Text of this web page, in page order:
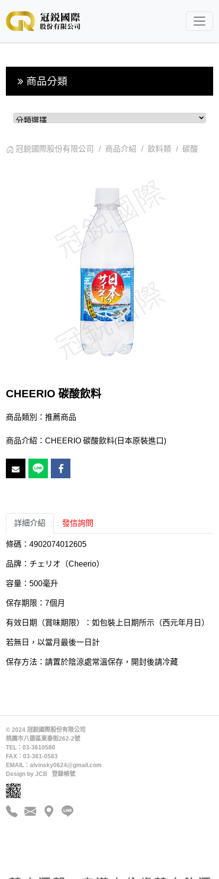
商品分類
冠鋭國際股份有限公司 商品介紹 飲料類 碳酸
CHEERIO 碳酸飲料
商品類別：推薦商品
商品介紹：CHEERIO 碳酸飲料(日本原裝進口)
詳細介紹 發信詢問
條碼：4902074012605
品牌：チェリオ（Cheerio）
容量：500毫升
保存期限：7個月
有效日期（賞味期限）：如包裝上日期所示（西元年月日）
若無日，以當月最後一日計
保存方法：請置於陰涼處常溫保存，開封後請冷藏
© 2024 冠鋭國際股份有限公司
桃園市八德區東泰街262-2號
TEL：03-3610580
FAX：03-361-0583
EMAIL：alvinsky0624@gmail.com
Design by JCB 登錄帳號